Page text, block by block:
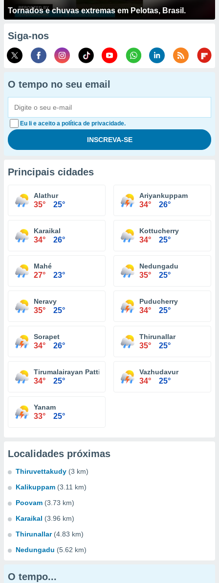
Tornados e chuvas extremas em Pelotas, Brasil.
Siga-nos
O tempo no seu email
Eu li e aceito a política de privacidade.
Principais cidades
Alathur
35° 25°
Ariyankuppam
34° 26°
Karaikal
34° 26°
Kottucherry
34° 25°
Mahé
27° 23°
Nedungadu
35° 25°
Neravy
35° 25°
Puducherry
34° 25°
Sorapet
34° 26°
Thirunallar
35° 25°
Tirumalairayan Pattinam
34° 25°
Vazhudavur
34° 25°
Yanam
33° 25°
Localidades próximas
Thiruvettakudy (3 km)
Kalikuppam (3.11 km)
Poovam (3.73 km)
Karaikal (3.96 km)
Thirunallar (4.83 km)
Nedungadu (5.62 km)
O tempo...